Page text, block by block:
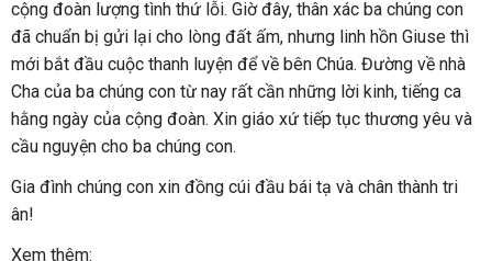
cộng đoàn lượng tình thứ lỗi. Giờ đây, thân xác ba chúng con
đã chuẩn bị gửi lại cho lòng đất ấm, nhưng linh hồn Giuse thì
mới bắt đầu cuộc thanh luyện để về bên Chúa. Đường về nhà
Cha của ba chúng con từ nay rất cần những lời kinh, tiếng ca
hằng ngày của cộng đoàn. Xin giáo xứ tiếp tục thương yêu và
cầu nguyện cho ba chúng con.
Gia đình chúng con xin đồng cúi đầu bái tạ và chân thành tri
ân!
Xem thêm: